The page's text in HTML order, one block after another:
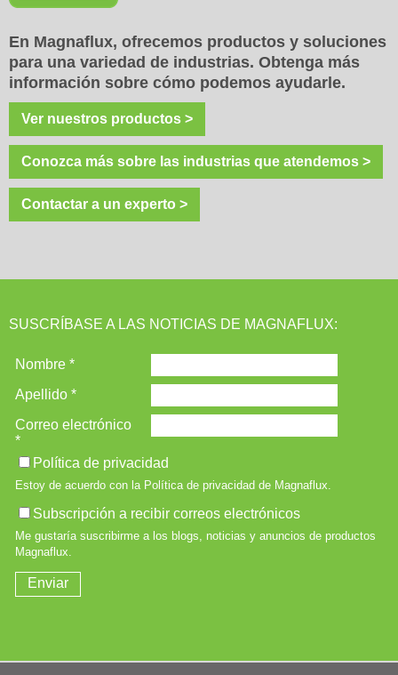
En Magnaflux, ofrecemos productos y soluciones
para una variedad de industrias. Obtenga más
información sobre cómo podemos ayudarle.
Ver nuestros productos >
Conozca más sobre las industrias que atendemos >
Contactar a un experto >
SUSCRÍBASE A LAS NOTICIAS DE MAGNAFLUX: